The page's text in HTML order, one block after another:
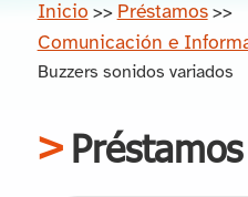
Inicio >> Préstamos >>
Comunicación e
Buzzers sonidos variados
Préstamos